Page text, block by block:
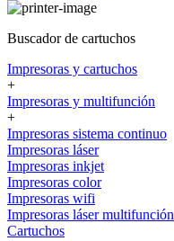
Buscador de cartuchos
Impresoras y cartuchos
+
Impresoras y multifunción
+
Impresoras sistema continuo
Impresoras láser
Impresoras inkjet
Impresoras color
Impresoras wifi
Impresoras láser multifunción
Cartuchos